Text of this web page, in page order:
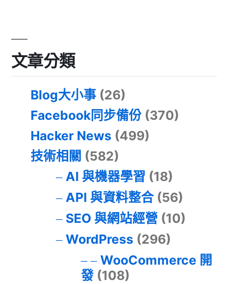
文章分類
Blog大小事 (26)
Facebook同步備份 (370)
Hacker News (499)
技術相關 (582)
AI 與機器學習 (18)
API 與資料整合(56)
SEO 與網站經營 (10)
WordPress (296)
WooCommerce 開
發(108)